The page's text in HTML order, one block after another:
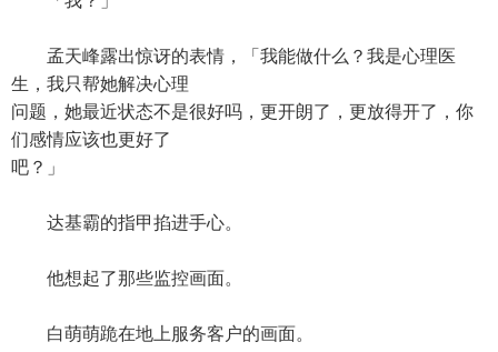
孟天峰露出惊讶的表情，「我能做什么？我是心理医
生，我只帮她解决心理
问题，她最近状态不是很好吗，更开朗了，更放得开了，你
们感情应该也更好了
吧？」
达基霸的指甲掐进手心。
他想起了那些监控画面。
白萌萌跪在地上服务客户的画面。